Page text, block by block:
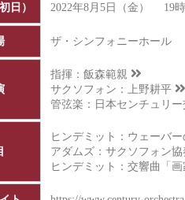
日） 2022年8月5日（金） 19
ザ・シンフォニーホール
指揮： 飯森範親
サクソフォン： 上野耕平
管弦楽： 日本センチュリー
ヒンデミット：ウェーバ
アダムズ：サクソフォン協
ヒンデミット：交響曲「